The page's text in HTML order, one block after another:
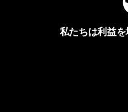
私たちは利益を